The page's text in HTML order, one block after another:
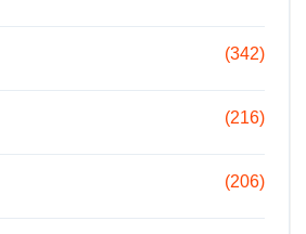
(342)
(216)
(206)